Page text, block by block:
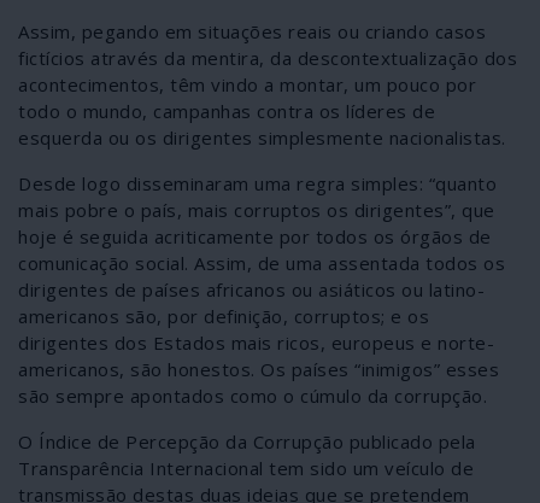
Assim, pegando em situações reais ou criando casos
fictícios através da mentira, da descontextualização dos
acontecimentos, têm vindo a montar, um pouco por
todo o mundo, campanhas contra os líderes de
esquerda ou os dirigentes simplesmente nacionalistas.
Desde logo disseminaram uma regra simples: “quanto
mais pobre o país, mais corruptos os dirigentes”, que
hoje é seguida acriticamente por todos os órgãos de
comunicação social. Assim, de uma assentada todos os
dirigentes de países africanos ou asiáticos ou latino-
americanos são, por definição, corruptos; e os
dirigentes dos Estados mais ricos, europeus e norte-
americanos, são honestos. Os países “inimigos” esses
são sempre apontados como o cúmulo da corrupção.
O Índice de Percepção da Corrupção publicado pela
Transparência Internacional tem sido um veículo de
transmissão destas duas ideias que se pretendem